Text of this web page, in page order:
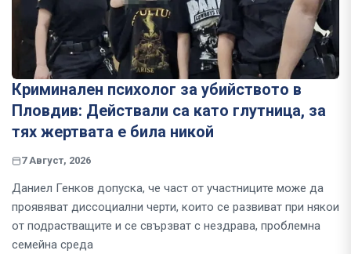
Криминален психолог за убийството в
Пловдив: Действали са като глутница, за
тях жертвата е била никой
7 Август, 2026
Даниел Генков допуска, че част от участниците може да
проявяват диссоциални черти, които се развиват при някои
от подрастващите и се свързват с нездрава, проблемна
семейна среда